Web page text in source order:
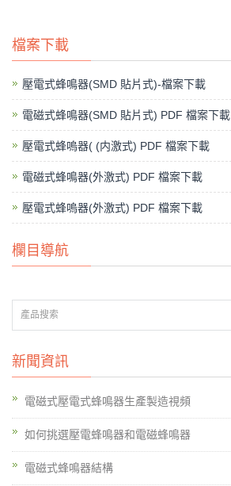
檔案下載
壓電式蜂鳴器(SMD 貼片式)-檔案下載
電磁式蜂鳴器(SMD 貼片式) PDF 檔案下載
壓電式蜂嗚器( (内激式) PDF 檔案下載
電磁式蜂鳴器(外激式) PDF 檔案下載
壓電式蜂嗚器(外激式) PDF 檔案下載
欄目導航
新聞資訊
電磁式壓電式蜂鳴器生產製造視頻
如何挑選壓電蜂鳴器和電磁蜂鳴器
電磁式蜂鳴器結構